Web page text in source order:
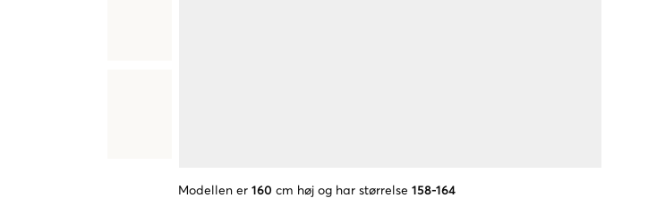
Modellen er 160 cm høj og har størrelse 158-164